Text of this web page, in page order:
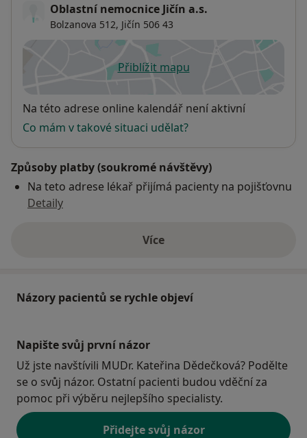
Oblastní nemocnice Jičín a.s.
Bolzanova 512, Jičín 506 43
Přiblížit mapuse otevře v nové záložce
Dostupnost
Na této adrese online kalendář není aktivní
Co mám v takové situaci udělat?
Způsoby platby (soukromé návštěvy)
Na teto adrese lékař přijímá pacienty na pojišťovnu
Detaily
Víceo adrese
Názory pacientů se rychle objeví
Napište svůj první názor
Už jste navštívili MUDr. Kateřina Dědečková? Podělte
se o svůj názor. Ostatní pacienti budou vděční za
pomoc při výběru nejlepšího specialisty.
Přidejte svůj názor